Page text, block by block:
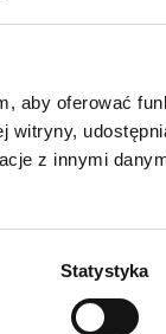
aby oferować
z innymi
Statystyka
46